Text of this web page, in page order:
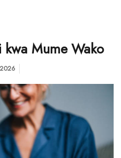
kwa Mume Wako